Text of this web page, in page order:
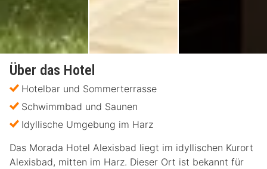
Über das Hotel
Hotelbar und Sommerterrasse
Schwimmbad und Saunen
Idyllische Umgebung im Harz
Das Morada Hotel Alexisbad liegt im idyllischen Kurort
Alexisbad, mitten im Harz. Dieser Ort ist bekannt für